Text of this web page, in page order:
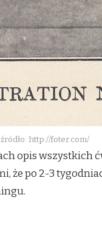
źródło: http://foter.com/
opis
że po 2-3